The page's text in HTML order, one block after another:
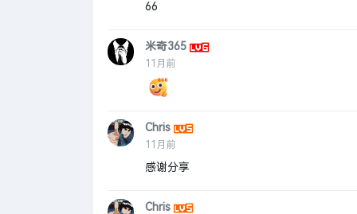
66
米奇365
11月前
Chris
11月前
感谢分享
Chris